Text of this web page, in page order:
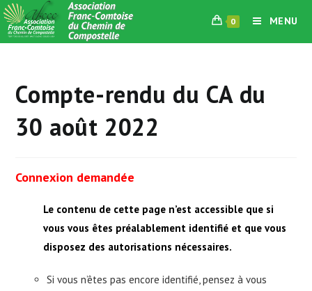
Skip
to
content
0 MENU
Compte-rendu du CA du
30 août 2022
Connexion demandée
Le contenu de cette page n’est accessible que si
vous vous êtes préalablement identifié et que vous
disposez des autorisations nécessaires.
Si vous n’êtes pas encore identifié, pensez à vous